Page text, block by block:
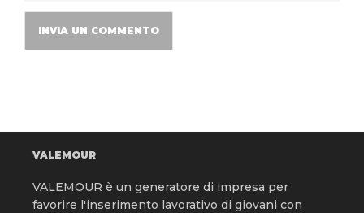
VALEMOUR
VALEMOUR è un generatore di impresa per
favorire l'inserimento lavorativo di giovani con